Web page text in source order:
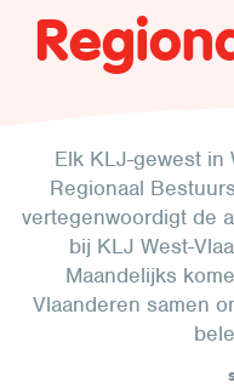
Elk KLJ-gewest in
Regionaal
vertegenwoordigt de
bij KLJ West-
Maandelijks
Vlaanderen samen